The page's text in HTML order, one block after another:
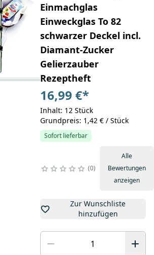
Einmachglas
Einweckglas To 82
schwarzer Deckel incl.
Diamant-Zucker
Gelierzauber
Rezeptheft
16,99 €*
Inhalt: 12 Stück
Grundpreis: 1,42 € / Stück
Sofort lieferbar
0
Alle
Bewertungen
anzeigen
Zur Wunschliste
hinzufügen